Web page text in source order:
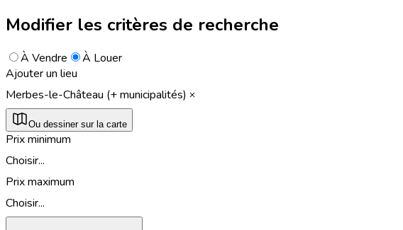
Modifier les critères de recherche
À Vendre
À Louer
Ajouter un lieu
Merbes-le-Château (+ municipalités)
Ou dessiner sur la carte
Prix minimum
Choisir...
Prix maximum
Choisir...